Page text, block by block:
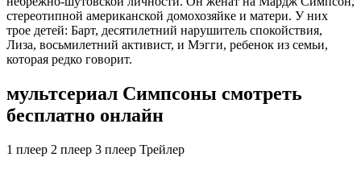
стереотипной американской домохозяйке и матери. У них
трое детей: Барт, десятилетний нарушитель спокойствия,
Лиза, восьмилетний активист, и Мэгги, ребенок из семьи,
которая редко говорит.
мультсериал Симпсоны смотреть
бесплатно онлайн
1 плеер 2 плеер 3 плеер Трейлер